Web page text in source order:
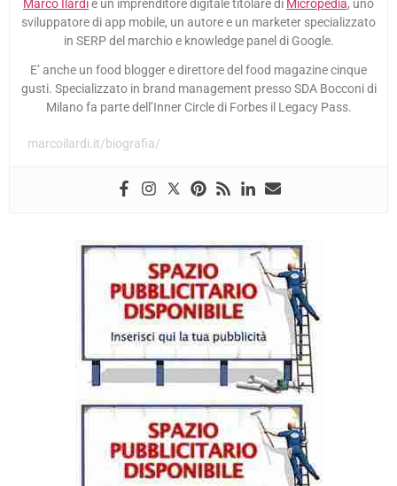
Marco Ilardiè un imprenditore digitale titolare di Micropedia, uno
sviluppatore di app mobile, un autore e un marketer specializzato
in SERP del marchio e knowledge panel di Google.
E’ anche un food blogger e direttore del food magazine cinque
gusti. Specializzato in brand management presso SDA Bocconi di
Milano fa parte dell’Inner Circle di Forbes il Legacy Pass.
marcoilardi.it/biografia/